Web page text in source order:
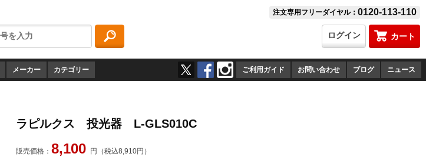
注文専用フリーダイヤル： 0120-113-110
カート
ログイン
メーカー カテゴリー ご利用ガイド お問い合わせ ブログ ニュース
ラピルクス 投光器 L-GLS010C
販売価格： 8,100 円（税込8,910円）